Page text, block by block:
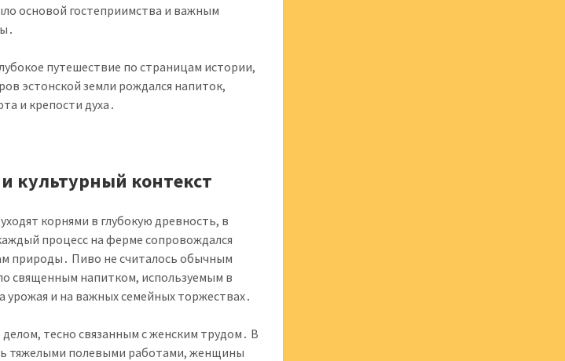
основой гостеприимства и важным
путешествие по страницам истории,
эстонской земли рождался напиток,
и крепости духа․
культурный контекст
корнями в глубокую древность, в
процесс на ферме сопровождался
природы․ Пиво не считалось обычным
священным напитком, используемым в
урожая и на важных семейных торжествах․
тесно связанным с женским трудом․ В
тяжелыми полевыми работами, женщины